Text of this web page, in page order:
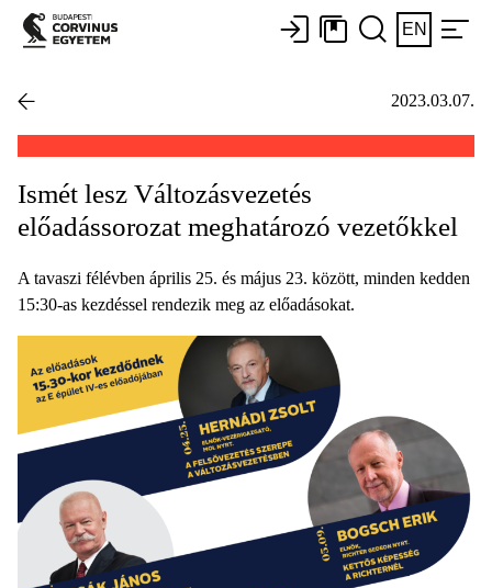
EN
2023.03.07.
Ismét lesz Változásvezetés
előadássorozat meghatározó vezetőkkel
A tavaszi félévben április 25. és május 23. között, minden kedden
15:30-as kezdéssel rendezik meg az előadásokat.